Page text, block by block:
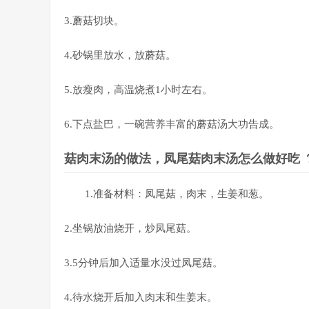
3.蘑菇切块。
4.砂锅里放水，放蘑菇。
5.放瘦肉，高温烧煮1小时左右。
6.下点盐巴，一碗营养丰富的蘑菇汤大功告成。
菇肉末汤的做法，凤尾菇肉末汤怎么做好吃
1.准备材料：凤尾菇，肉末，生姜和葱。
2.坐锅放油烧开，炒凤尾菇。
3.5分钟后加入适量水没过凤尾菇。
4.待水烧开后加入肉末和生姜末。